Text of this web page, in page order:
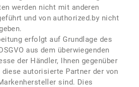
werden nicht mit anderen
und von authorized.by nicht
erfolgt auf Grundlage des
aus dem überwiegenden
der Händler, Ihnen gegenüber
autorisierte Partner der von
sind. Dies